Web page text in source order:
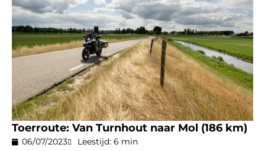
Toerroute: Van Turnhout naar Mol (186 km)
06/07/2023 Leestijd: 6 min